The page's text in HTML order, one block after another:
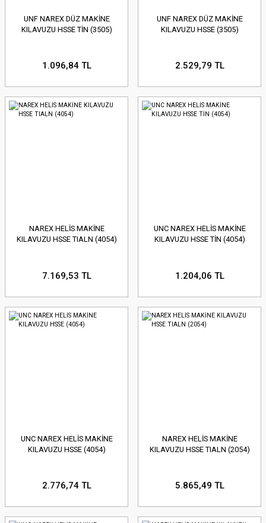
UNF NAREX DÜZ MAKİNE
KILAVUZU HSSE TİN (3505)
1.096,84 TL
UNF NAREX DÜZ MAKİNE
KILAVUZU HSSE (3505)
2.529,79 TL
NAREX HELİS MAKİNE
KILAVUZU HSSE TIALN (4054)
7.169,53 TL
UNC NAREX HELİS MAKİNE
KILAVUZU HSSE TİN (4054)
1.204,06 TL
UNC NAREX HELİS MAKİNE
KILAVUZU HSSE (4054)
2.776,74 TL
NAREX HELİS MAKİNE
KILAVUZU HSSE TIALN (2054)
5.865,49 TL